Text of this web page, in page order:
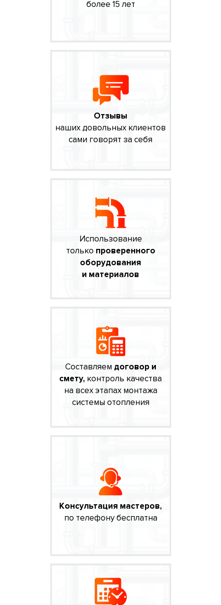
более 15 лет
Отзывы
наших довольных клиентов
сами говорят за себя
Использование
только проверенного
оборудования
и материалов
Составляем договор и
смету, контроль качества
на всех этапах монтажа
системы отопления
Консультация мастеров,
по телефону бесплатна